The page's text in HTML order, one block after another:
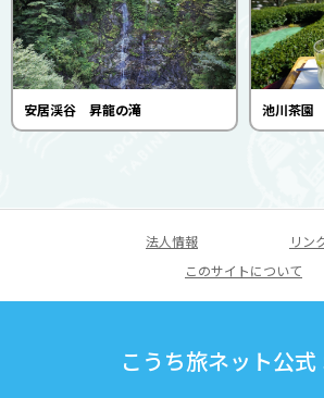
安居渓谷 昇龍の滝 池川茶園
法人情報
リン
このサイトについて
こうち旅ネット公式